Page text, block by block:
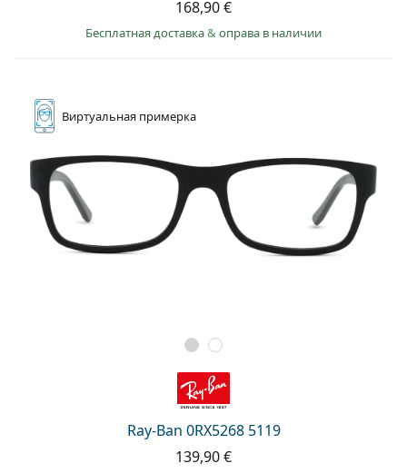
168,90 €
Бесплатная доставка& оправа в наличии
Виртуальная примерка
Ray-Ban 0RX5268 5119
139,90 €